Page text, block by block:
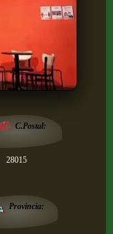
C.Postal:
28015
Provincia: